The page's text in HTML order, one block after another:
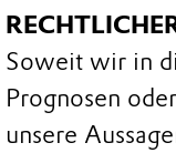
Soweit wir in
Prognosen
unsere